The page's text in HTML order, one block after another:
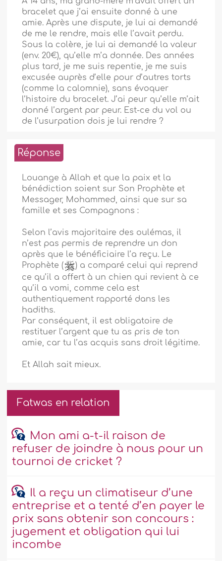
bracelet que j’ai ensuite donné à une
amie. Après une dispute, je lui ai demandé
de me le rendre, mais elle l’avait perdu.
Sous la colère, je lui ai demandé la valeur
(env. 20€), qu’elle m’a donnée. Des années
plus tard, je me suis repentie, je me suis
excusée auprès d’elle pour d’autres torts
(comme la calomnie), sans évoquer
l’histoire du bracelet. J’ai peur qu’elle m’ait
donné l’argent par peur. Est-ce du vol ou
de l’usurpation dois je lui rendre ?
Réponse
Louange à Allah et que la paix et la
bénédiction soient sur Son Prophète et
Messager, Mohammed, ainsi que sur sa
famille et ses Compagnons :
Selon l’avis majoritaire des oulémas, il
n’est pas permis de reprendre un don
après que le bénéficiaire l’a reçu. Le
Prophète (
) a comparé celui qui reprend
ce qu’il a offert à un chien qui revient à ce
qu’il a vomi, comme cela est
authentiquement rapporté dans les
hadiths.
Par conséquent, il est obligatoire de
restituer l’argent que tu as pris de ton
amie, car tu l’as acquis sans droit légitime.
Et Allah sait mieux.
Fatwas en relation
Mon ami a-t-il raison de
refuser de joindre à nous pour un
tournoi de cricket ?
Il a reçu un climatiseur d’une
entreprise et a tenté d’en payer le
prix sans obtenir son concours :
jugement et obligation qui lui
incombe